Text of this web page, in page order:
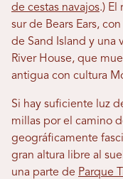
de cestas navajos.) El
sur de Bears Ears,
de Sand Island y una
River House, que
antigua con cultura
Si hay suficiente luz
millas por el camino
geográficamente
gran altura libre al
una parte de Parque